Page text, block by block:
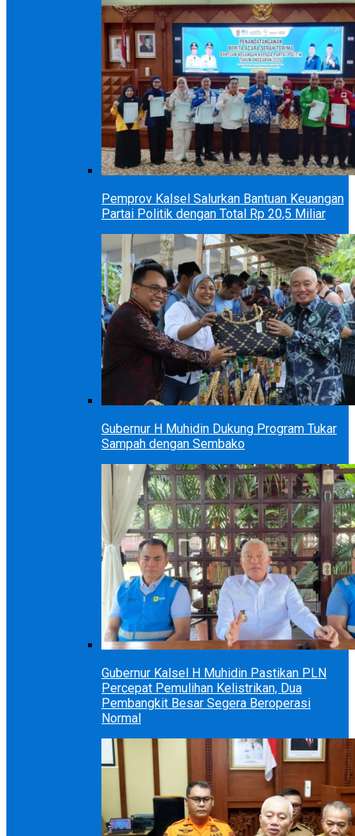
Pemprov Kalsel Salurkan Bantuan Keuangan
Partai Politik dengan Total Rp 20,5 Miliar
Gubernur H Muhidin Dukung Program Tukar
Sampah dengan Sembako
Gubernur Kalsel H Muhidin Pastikan PLN
Percepat Pemulihan Kelistrikan, Dua
Pembangkit Besar Segera Beroperasi
Normal